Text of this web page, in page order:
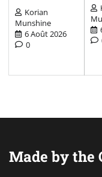
Korian
Munshine
6 Août 2026
0
Made by the